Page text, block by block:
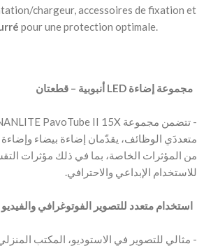
chargeur, accessoires de fixation et
pour une protection optimale.
متعددَي الوظائف، يقدّمان إضاءة بيضاء
من المؤثرات الخاصة، بما في ذلك مؤثرات
‫- مثالي للتصوير في الاستوديو، المكتب